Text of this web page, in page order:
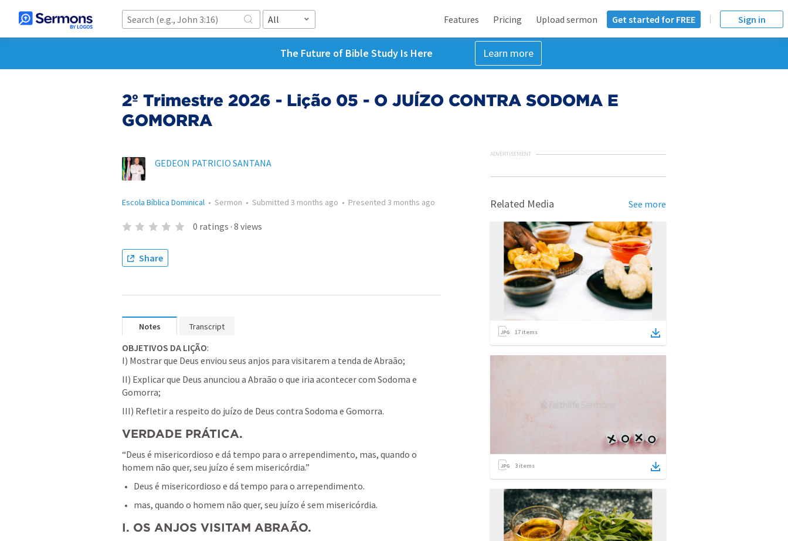
All Features Pricing Upload sermon Get started for FREE Sign in
The Future of Bible Study Is Here Learn more
2º Trimestre 2026 - Lição 05 - O JUÍZO CONTRA SODOMA E
GOMORRA
GEDEON PATRICIO SANTANA
Escola Bíblica Dominical • Sermon • Submitted 3 months ago • Presented 3 months ago
0 ratings · 8 views
Share
Notes Transcript
OBJETIVOS DA LIÇÃO:
I) Mostrar que Deus enviou seus anjos para visitarem a tenda de Abraão;
II) Explicar que Deus anunciou a Abraão o que iria acontecer com Sodoma e
Gomorra;
III) Refletir a respeito do juízo de Deus contra Sodoma e Gomorra.
VERDADE PRÁTICA.
“Deus é misericordioso e dá tempo para o arrependimento, mas, quando o
homem não quer, seu juízo é sem misericórdia.”
Deus é misericordioso e dá tempo para o arrependimento.
mas, quando o homem não quer, seu juízo é sem misericórdia.
I. OS ANJOS VISITAM ABRAÃO.
ADVERTISEMENT
Related Media See more
17 items
3 items